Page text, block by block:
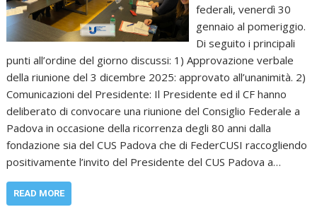
federali, venerdì 30
gennaio al pomeriggio.
Di seguito i principali
punti all’ordine del giorno discussi: 1) Approvazione verbale
della riunione del 3 dicembre 2025: approvato all’unanimità. 2)
Comunicazioni del Presidente: Il Presidente ed il CF hanno
deliberato di convocare una riunione del Consiglio Federale a
Padova in occasione della ricorrenza degli 80 anni dalla
fondazione sia del CUS Padova che di FederCUSI raccogliendo
positivamente l’invito del Presidente del CUS Padova a…
READ MORE